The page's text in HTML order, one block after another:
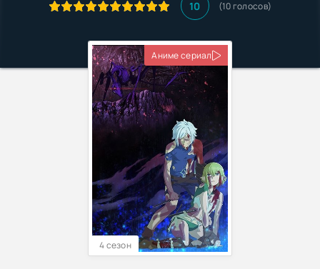
10 (10 голосов)
Аниме сериал
4 сезон